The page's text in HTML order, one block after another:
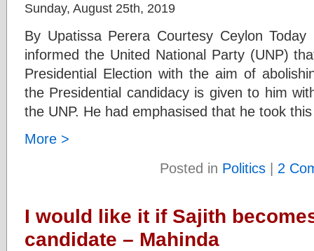
Sunday, August 25th, 2019
By Upatissa Perera Courtesy Ceylon
informed the United National Party (UNP)
Presidential Election with the aim of
the Presidential candidacy is given to him
the UNP. He had emphasised that he took
More >
Posted in Politics | 2
I would like it if Sajith
candidate – Mahinda